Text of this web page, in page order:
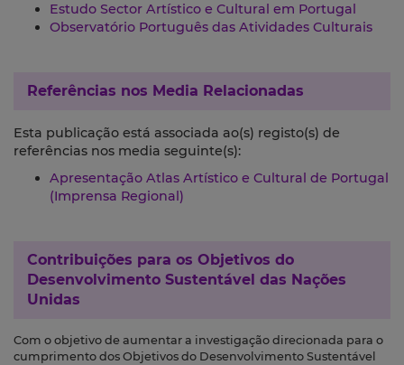
Estudo Sector Artístico e Cultural em Portugal
Observatório Português das Atividades Culturais
Referências nos Media Relacionadas
Esta publicação está associada ao(s) registo(s) de
referências nos media seguinte(s):
Apresentação Atlas Artístico e Cultural de Portugal
(Imprensa Regional)
Contribuições para os Objetivos do
Desenvolvimento Sustentável das Nações
Unidas
Com o objetivo de aumentar a investigação direcionada para o
cumprimento dos Objetivos do Desenvolvimento Sustentável